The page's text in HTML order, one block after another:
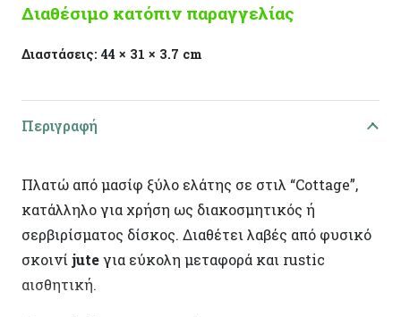
Διαθέσιμο κατόπιν παραγγελίας
Διαστάσεις:44 × 31 × 3.7 cm
Περιγραφή
Πλατώ από μασίφ ξύλο ελάτης σε στιλ “Cottage”,
κατάλληλο για χρήση ως διακοσμητικός ή
σερβιρίσματος δίσκος. Διαθέτει λαβές από φυσικό
σκοινίjuteγια εύκολη μεταφορά και rustic
αισθητική.